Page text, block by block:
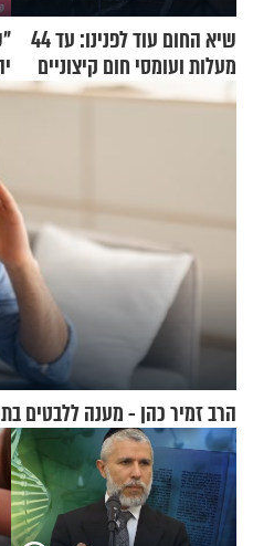
שיא החום עוד לפנינו: עד 44
מעלות ועומסי חום קיצוניים
הרב זמיר כהן - מענה ללבטים